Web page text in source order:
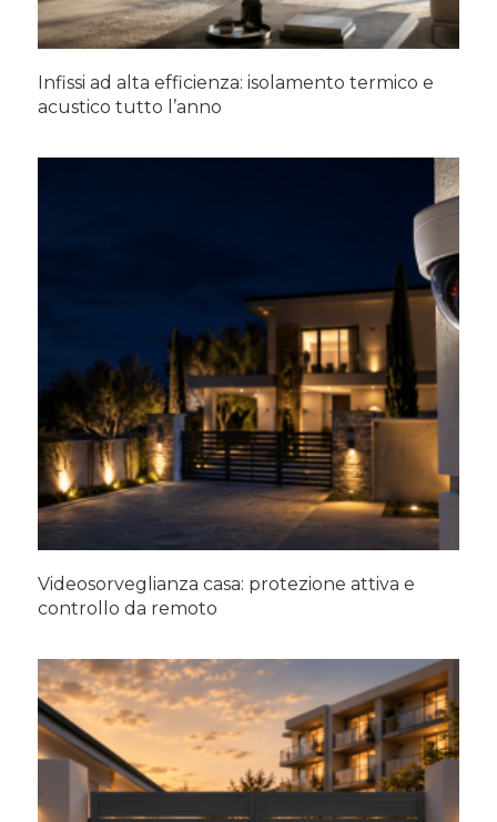
Infissi ad alta efficienza: isolamento termico e
acustico tutto l’anno
Videosorveglianza casa: protezione attiva e
controllo da remoto